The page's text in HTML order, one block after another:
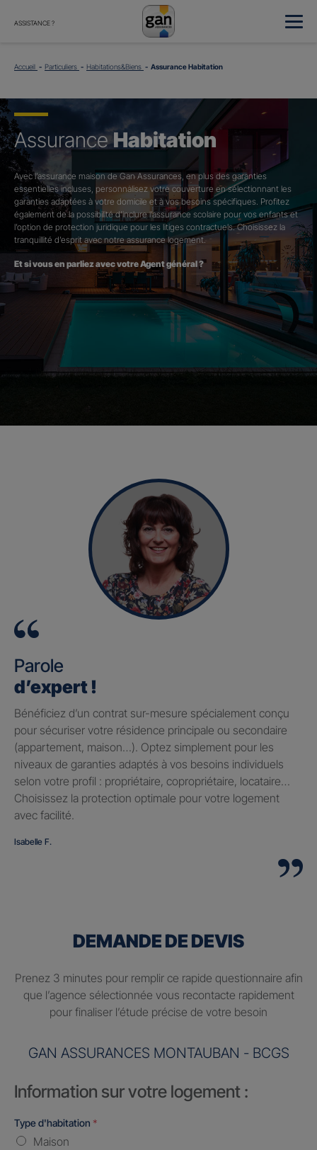
ASSISTANCE ?
Accueil Particuliers Habitations&Biens Assurance Habitation
AssuranceHabitation
Avec l’assurance maison de Gan Assurances, en plus des garanties
essentielles incluses, personnalisez votre couverture en sélectionnant les
garanties adaptées à votre domicile et à vos besoins spécifiques. Profitez
également de la possibilité d’inclure l’assurance scolaire pour vos enfants et
l’option de protection juridique pour les litiges contractuels. Choisissez la
tranquillité d’esprit avec notre assurance logement.
Et si vous en parliez avec votre Agent général ?
Parole
d’expert !
Bénéficiez d’un contrat sur-mesure spécialement conçu
pour sécuriser votre résidence principale ou secondaire
(appartement, maison…). Optez simplement pour les
niveaux de garanties adaptés à vos besoins individuels
selon votre profil : propriétaire, copropriétaire, locataire…
Choisissez la protection optimale pour votre logement
avec facilité.
Isabelle F.
DEMANDE DE DEVIS
Prenez 3 minutes pour remplir ce rapide questionnaire afin
que l’agence sélectionnée vous recontacte rapidement
pour finaliser l’étude précise de votre besoin
GAN ASSURANCES MONTAUBAN - BCGS
Information sur votre logement :
Type d'habitation *
Maison